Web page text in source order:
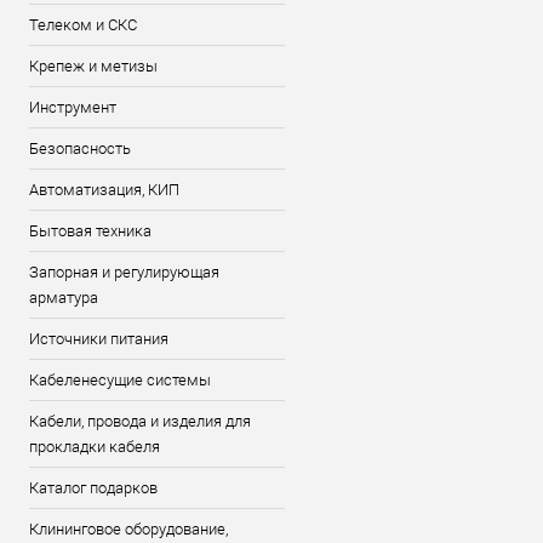
Телеком и СКС
Крепеж и метизы
Инструмент
Безопасность
Автоматизация, КИП
Бытовая техника
Запорная и регулирующая
арматура
Источники питания
Кабеленесущие системы
Кабели, провода и изделия для
прокладки кабеля
Каталог подарков
Клининговое оборудование,